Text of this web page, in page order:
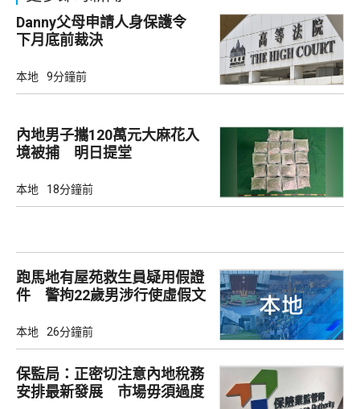
Danny父母申請人身保護令
下月底前裁決
本地 9分鐘前
內地男子攜120萬元大麻花入
境被捕 明日提堂
本地 18分鐘前
跑馬地有屋苑救生員疑用假證
件 警拘22歲男涉行使虛假文
本地 26分鐘前
保監局：正密切注意內地稅務
安排最新發展 市場毋須過度